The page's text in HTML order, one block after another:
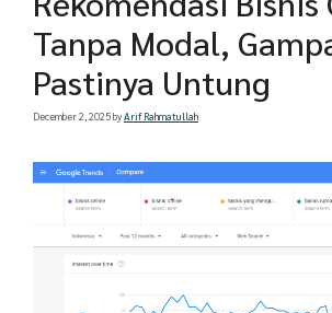
Tanpa Modal,
Pastinya Untung
December 2, 2025byArif Rahmatullah